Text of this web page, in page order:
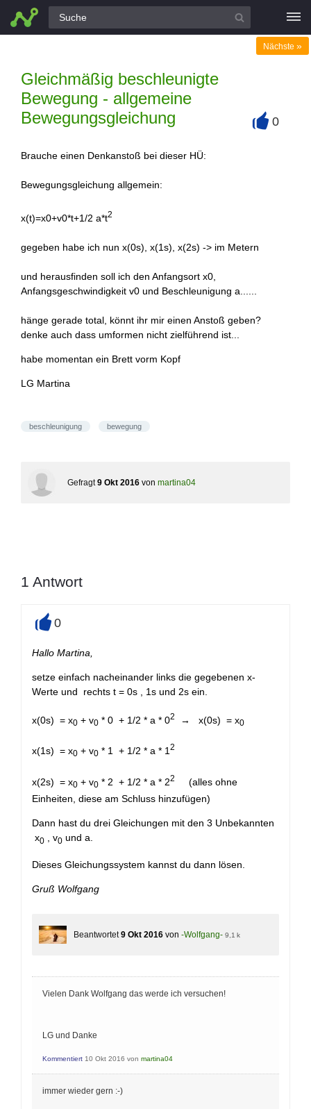
Alle Fragen
Gleichmäßig beschleunigte
Bewegung - allgemeine
Bewegungsgleichung
Nächste »
0
Brauche einen Denkanstoß bei dieser HÜ:
Bewegungsgleichung allgemein:
x(t)=x0+v0*t+1/2 a*t2
gegeben habe ich nun x(0s), x(1s), x(2s) -> im Metern
und herausfinden soll ich den Anfangsort x0,
Anfangsgeschwindigkeit v0 und Beschleunigung a......
hänge gerade total, könnt ihr mir einen Anstoß geben?
denke auch dass umformen nicht zielführend ist...
habe momentan ein Brett vorm Kopf
LG Martina
beschleunigung bewegung
Gefragt 9 Okt 2016 von martina04
1 Antwort
0
Hallo Martina,
setze einfach nacheinander links die gegebenen x-
Werte und rechts t = 0s , 1s und 2s ein.
x(0s) = x0 + v0 * 0 + 1/2 * a * 02 → x(0s) = x0
x(1s) = x0 + v0 * 1 + 1/2 * a * 1 2
x(2s) = x0 + v0 * 2 + 1/2 * a * 22
(alles ohne
Einheiten, diese am Schluss hinzufügen)
Dann hast du drei Gleichungen mit den 3 Unbekannten
x0 , v0 und a.
Dieses Gleichungssystem kannst du dann lösen.
Gruß Wolfgang
Beantwortet 9 Okt 2016 von -Wolfgang- 9,1 k
Vielen Dank Wolfgang das werde ich versuchen!
LG und Danke
Kommentiert 10 Okt 2016 von martina04
immer wieder gern :-)